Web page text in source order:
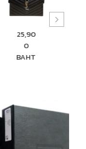
25,90
0
BAHT